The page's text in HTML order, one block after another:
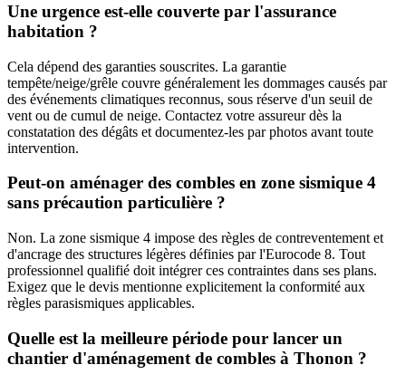
Une urgence est-elle couverte par l'assurance
habitation ?
Cela dépend des garanties souscrites. La garantie
tempête/neige/grêle couvre généralement les dommages causés par
des événements climatiques reconnus, sous réserve d'un seuil de
vent ou de cumul de neige. Contactez votre assureur dès la
constatation des dégâts et documentez-les par photos avant toute
intervention.
Peut-on aménager des combles en zone sismique 4
sans précaution particulière ?
Non. La zone sismique 4 impose des règles de contreventement et
d'ancrage des structures légères définies par l'Eurocode 8. Tout
professionnel qualifié doit intégrer ces contraintes dans ses plans.
Exigez que le devis mentionne explicitement la conformité aux
règles parasismiques applicables.
Quelle est la meilleure période pour lancer un
chantier d'aménagement de combles à Thonon ?